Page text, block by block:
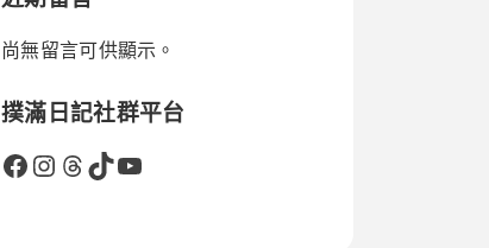
尚無留言可供顯示。
撲滿日記社群平台
Facebook
Instagram
Threads
TikTok
YouTube